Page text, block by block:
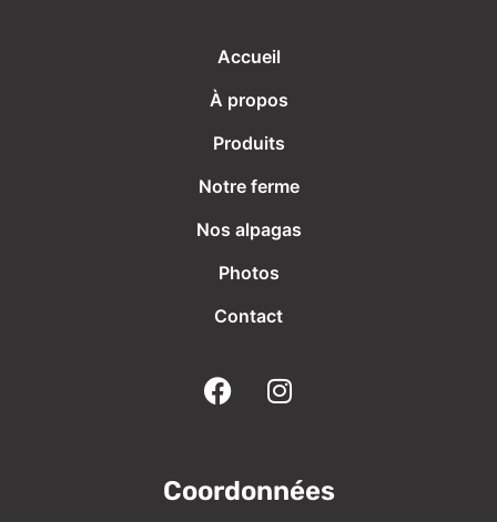
Accueil
À propos
Produits
Notre ferme
Nos alpagas
Photos
Contact
Coordonnées